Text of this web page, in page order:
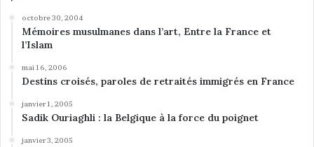
x
l
octobre 30, 2004
Mémoires musulmanes dans l’art, Entre la France et
l’Islam
mai 16, 2006
Destins croisés, paroles de retraités immigrés en France
janvier 1, 2005
Sadik Ouriaghli : la Belgique à la force du poignet
janvier 3, 2005